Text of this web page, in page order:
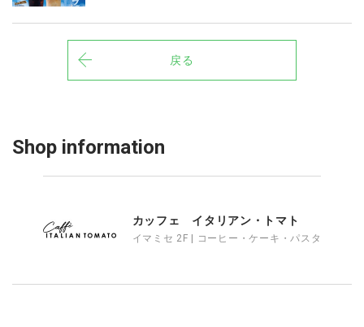
戻る
Shop information
カッフェ イタリアン・トマト
イマミセ 2F | コーヒー・ケーキ・パスタ